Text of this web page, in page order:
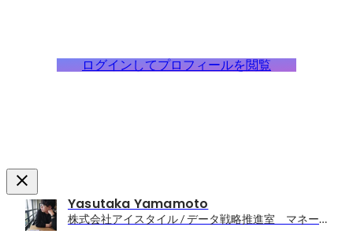
ログインしてプロフィールを閲覧
Yasutaka Yamamoto
株式会社アイスタイル / データ戦略推進室 マネージャー